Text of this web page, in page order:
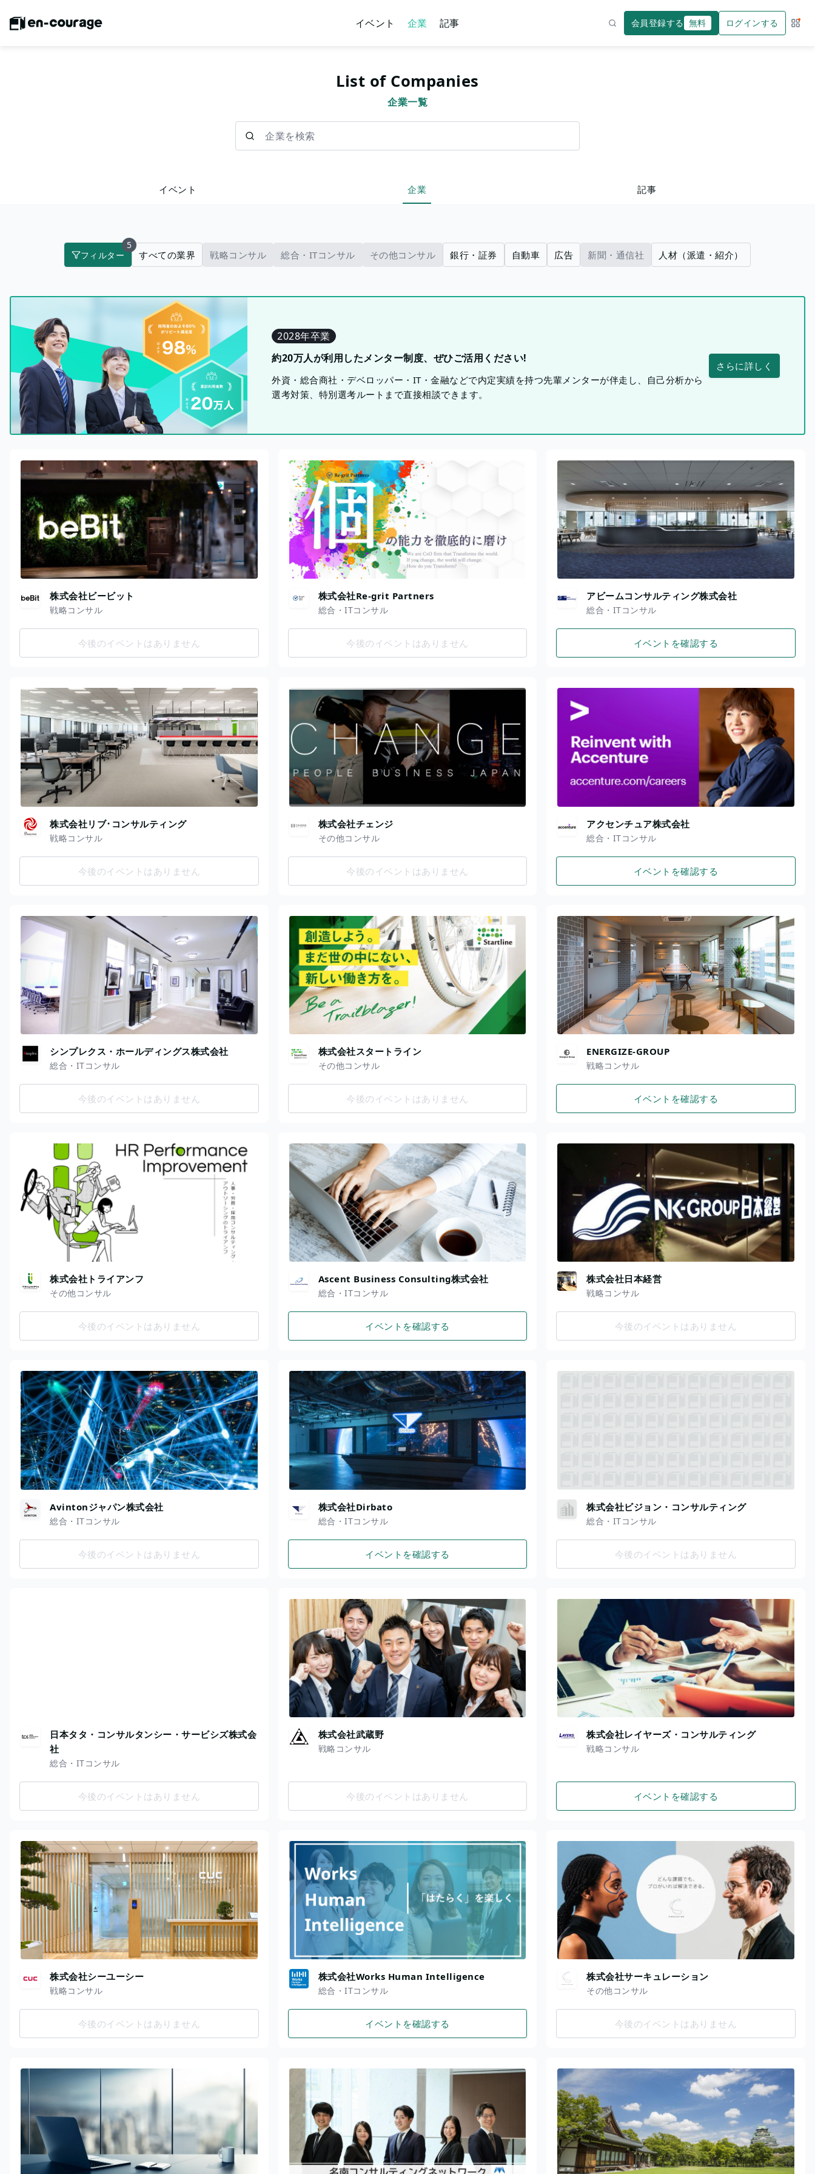
イベント 企業 記事 会員登録する 無料 ログインする サー
List of Companies
企業一覧
イベント 企業 記事
フィルター
5
すべての業界 戦略コンサル 総合・ITコンサル その他コンサル 銀行・証券 自動車 広告 新聞・通信社 人材（派遣・紹介）
2028年卒業
約20万人が利用したメンター制度、ぜひご活用ください!
外資・総合商社・デベロッパー・IT・金融などで内定実績を持つ先輩メンターが伴走し、自己分析から
選考対策、特別選考ルートまで直接相談できます。
さらに詳しく
株式会社ビービット
戦略コンサル
今後のイベントはありません
株式会社Re-grit Partners
総合・ITコンサル
今後のイベントはありません
アビームコンサルティング株式会社
総合・ITコンサル
イベントを確認する
株式会社リブ･コンサルティング
戦略コンサル
今後のイベントはありません
株式会社チェンジ
その他コンサル
今後のイベントはありません
アクセンチュア株式会社
総合・ITコンサル
イベントを確認する
シンプレクス・ホールディングス株式会社
総合・ITコンサル
今後のイベントはありません
株式会社スタートライン
その他コンサル
今後のイベントはありません
ENERGIZE-GROUP
戦略コンサル
イベントを確認する
株式会社トライアンフ
その他コンサル
今後のイベントはありません
Ascent Business Consulting株式会社
総合・ITコンサル
イベントを確認する
株式会社日本経営
戦略コンサル
今後のイベントはありません
Avintonジャパン株式会社
総合・ITコンサル
今後のイベントはありません
株式会社Dirbato
総合・ITコンサル
イベントを確認する
株式会社ビジョン・コンサルティング
総合・ITコンサル
今後のイベントはありません
日本タタ・コンサルタンシー・サービシズ株式会
社
総合・ITコンサル
今後のイベントはありません
株式会社武蔵野
戦略コンサル
今後のイベントはありません
株式会社レイヤーズ・コンサルティング
戦略コンサル
イベントを確認する
株式会社シーユーシー
戦略コンサル
今後のイベントはありません
株式会社Works Human Intelligence
総合・ITコンサル
イベントを確認する
株式会社サーキュレーション
その他コンサル
今後のイベントはありません